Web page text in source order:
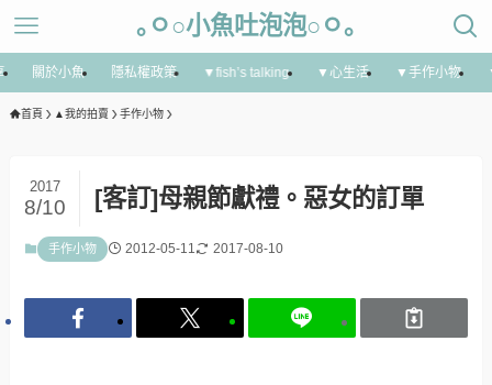
｡ㅇ○小魚吐泡泡○ㅇ｡
關於小魚 隱私權政策 ▼fish’s talking ▼心生活 ▼手作小物
首頁 ▲我的拍賣 手作小物
[客訂]母親節獻禮。惡女的訂單
2017
8/10
手作小物 2012-05-11 2017-08-10